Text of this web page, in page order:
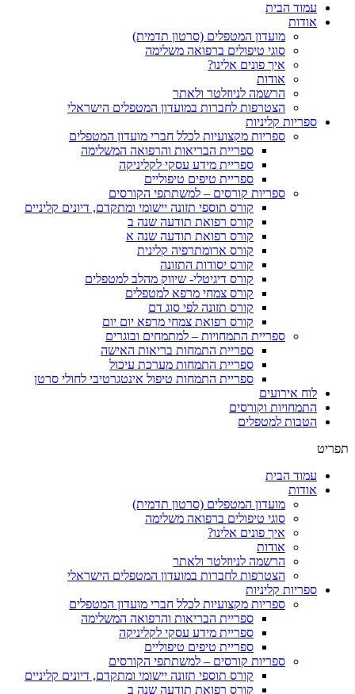
עמוד הבית
אודות
מועדון המטפלים (סרטון תדמית)
סוגי טיפולים ברפואה משלימה
איך פונים אלינו?
אודות
הרשמה לניוזלטר ולאתר
הצטרפות לחברות במועדון המטפלים הישראלי
ספריות קליניות
ספריות מקצועיות לכלל חברי מועדון המטפלים
ספריית הבריאות והרפואה המשלימה
ספריית מידע עסקי לקליניקה
ספריית טיפים טיפוליים
ספריות קורסים – למשתתפי הקורסים
קורס תוספי תזונה יישומי ומתקדם, דיונים קליניים
קורס רפואת תודעה שנה ב
קורס רפואת תודעה שנה א
קורס ארומתרפיה קלינית
קורס יסודות התזונה
קורס דיגיטלי- שיווק מהלב למטפלים
קורס צמחי מרפא למטפלים
קורס תזונה לפי סוג דם
קורס רפואת צמחי מרפא יום יום
ספריית התמחויות – למתמחים ובוגרים
ספריית התמחות בריאות האישה
ספריית התמחות מערכת עיכול
ספריית התמחות טיפול אינטגרטיבי לחולי סרטן
לוח אירועים
התמחויות וקורסים
הטבות למטפלים
תפריט
עמוד הבית
אודות
מועדון המטפלים (סרטון תדמית)
סוגי טיפולים ברפואה משלימה
איך פונים אלינו?
אודות
הרשמה לניוזלטר ולאתר
הצטרפות לחברות במועדון המטפלים הישראלי
ספריות קליניות
ספריות מקצועיות לכלל חברי מועדון המטפלים
ספריית הבריאות והרפואה המשלימה
ספריית מידע עסקי לקליניקה
ספריית טיפים טיפוליים
ספריות קורסים – למשתתפי הקורסים
קורס תוספי תזונה יישומי ומתקדם, דיונים קליניים
קורס רפואת תודעה שנה ב